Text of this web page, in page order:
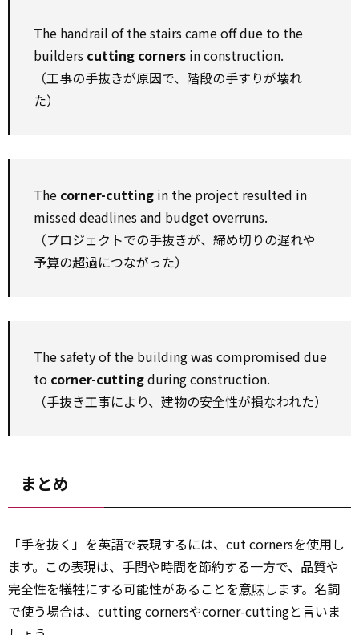
The handrail of the stairs came off due to the
builders cutting corners in construction.
（工事の手抜きが原因で、階段の手すりが壊れ
た）
The corner-cutting in the project resulted in
missed deadlines and budget overruns.
（プロジェクトでの手抜きが、締め切りの遅れや
予算の超過につながった）
The safety of the building was compromised due
to corner-cuttingduring construction.
（手抜き工事により、建物の安全性が損なわれた）
まとめ
「手を抜く」を英語で表現するには、cut cornersを使用し
ます。この表現は、手間や時間を節約する一方で、品質や
完全性を犠牲にする可能性があることを意味します。名詞
で使う場合は、cutting cornersやcorner-cuttingと言いま